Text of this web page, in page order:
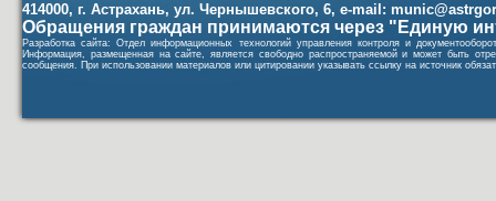
414000, г. Астрахань, ул. Чернышевского, 6, e-mail:
Обращения граждан принимаются через "Единую
Разработка сайта: Отдел информационных технологий управления контроля и
Информация, размещенная на сайте, является свободно распространяемой и может быть
сообщения. При использовании материалов или цитировании указывать ссылку на источник